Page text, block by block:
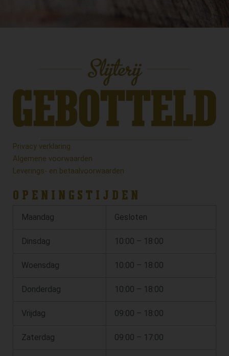
Privacy verklaring
Algemene voorwaarden
Leverings- en betaalvoorwaarden
OPENINGSTIJDEN
Maandag Gesloten
Dinsdag 10:00 – 18:00
Woensdag 10:00 – 18:00
Donderdag 10:00 – 18:00
Vrijdag 09:00 – 18:00
Zaterdag 09:00 – 17:00